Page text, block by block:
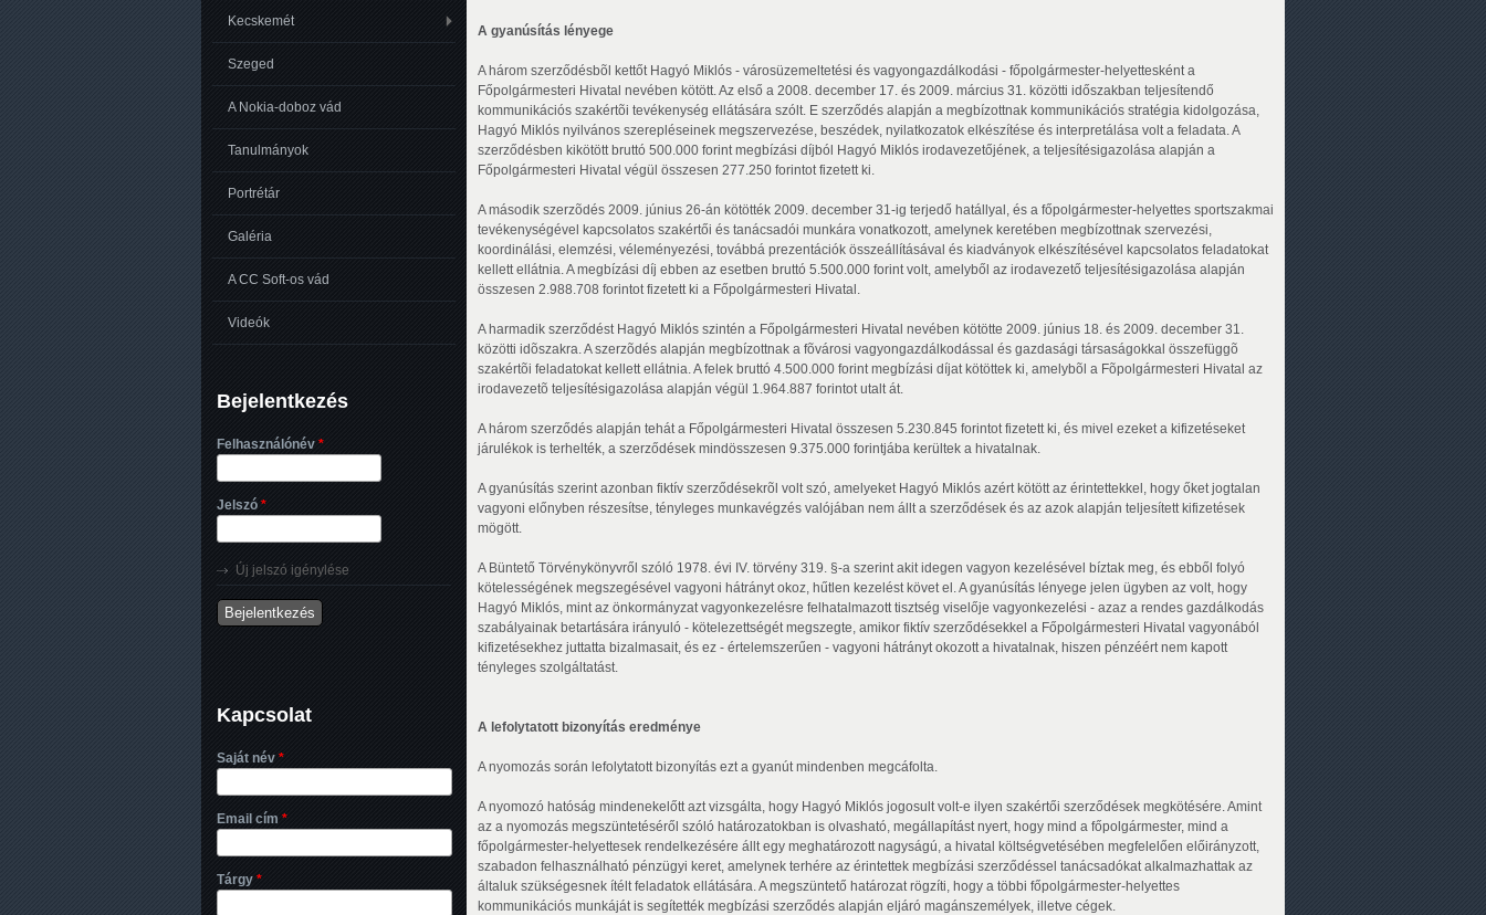
A gyanúsítás lényege
A három szerződésbõl kettőt Hagyó Miklós - városüzemeltetési és vagyongazdálkodási - főpolgármester-helyettesként a
Főpolgármesteri Hivatal nevében kötött. Az első a 2008. december 17. és 2009. március 31. közötti időszakban teljesítendő
kommunikációs szakértõi tevékenység ellátására szólt. E szerződés alapján a megbízottnak kommunikációs stratégia kidolgozása,
Hagyó Miklós nyilvános szerepléseinek megszervezése, beszédek, nyilatkozatok elkészítése és interpretálása volt a feladata. A
szerződésben kikötött bruttó 500.000 forint megbízási díjból Hagyó Miklós irodavezetőjének, a teljesítésigazolása alapján a
Főpolgármesteri Hivatal végül összesen 277.250 forintot fizetett ki.
A második szerzõdés 2009. június 26-án kötötték 2009. december 31-ig terjedő hatállyal, és a főpolgármester-helyettes sportszakmai
tevékenységével kapcsolatos szakértői és tanácsadói munkára vonatkozott, amelynek keretében megbízottnak szervezési,
koordinálási, elemzési, véleményezési, továbbá prezentációk összeállításával és kiadványok elkészítésével kapcsolatos feladatokat
kellett ellátnia. A megbízási díj ebben az esetben bruttó 5.500.000 forint volt, amelyből az irodavezető teljesítésigazolása alapján
összesen 2.988.708 forintot fizetett ki a Főpolgármesteri Hivatal.
A harmadik szerződést Hagyó Miklós szintén a Főpolgármesteri Hivatal nevében kötötte 2009. június 18. és 2009. december 31.
közötti idõszakra. A szerzõdés alapján megbízottnak a fõvárosi vagyongazdálkodással és gazdasági társaságokkal összefüggõ
szakértõi feladatokat kellett ellátnia. A felek bruttó 4.500.000 forint megbízási díjat kötöttek ki, amelybõl a Fõpolgármesteri Hivatal az
irodavezetõ teljesítésigazolása alapján végül 1.964.887 forintot utalt át.
A három szerződés alapján tehát a Főpolgármesteri Hivatal összesen 5.230.845 forintot fizetett ki, és mivel ezeket a kifizetéseket
járulékok is terhelték, a szerződések mindösszesen 9.375.000 forintjába kerültek a hivatalnak.
A gyanúsítás szerint azonban fiktív szerződésekrõl volt szó, amelyeket Hagyó Miklós azért kötött az érintettekkel, hogy őket jogtalan
vagyoni előnyben részesítse, tényleges munkavégzés valójában nem állt a szerződések és az azok alapján teljesített kifizetések
mögött.
A Büntető Törvénykönyvről szóló 1978. évi IV. törvény 319. §-a szerint akit idegen vagyon kezelésével bíztak meg, és ebből folyó
kötelességének megszegésével vagyoni hátrányt okoz, hűtlen kezelést követ el. A gyanúsítás lényege jelen ügyben az volt, hogy
Hagyó Miklós, mint az önkormányzat vagyonkezelésre felhatalmazott tisztség viselője vagyonkezelési - azaz a rendes gazdálkodás
szabályainak betartására irányuló - kötelezettségét megszegte, amikor fiktív szerződésekkel a Főpolgármesteri Hivatal vagyonából
kifizetésekhez juttatta bizalmasait, és ez - értelemszerűen - vagyoni hátrányt okozott a hivatalnak, hiszen pénzéért nem kapott
tényleges szolgáltatást.
A lefolytatott bizonyítás eredménye
A nyomozás során lefolytatott bizonyítás ezt a gyanút mindenben megcáfolta.
A nyomozó hatóság mindenekelőtt azt vizsgálta, hogy Hagyó Miklós jogosult volt-e ilyen szakértői szerződések megkötésére. Amint
az a nyomozás megszüntetéséről szóló határozatokban is olvasható, megállapítást nyert, hogy mind a főpolgármester, mind a
főpolgármester-helyettesek rendelkezésére állt egy meghatározott nagyságú, a hivatal költségvetésében megfelelően előirányzott,
szabadon felhasználható pénzügyi keret, amelynek terhére az érintettek megbízási szerződéssel tanácsadókat alkalmazhattak az
általuk szükségesnek ítélt feladatok ellátására. A megszüntető határozat rögzíti, hogy a többi főpolgármester-helyettes
kommunikációs munkáját is segítették megbízási szerződés alapján eljáró magánszemélyek, illetve cégek.
Kecskemét
Szeged
A Nokia-doboz vád
Tanulmányok
Portrétár
Galéria
A CC Soft-os vád
Videók
Bejelentkezés
Felhasználónév *
Jelszó *
Új jelszó igénylése
Kapcsolat
Saját név *
Email cím *
Tárgy *